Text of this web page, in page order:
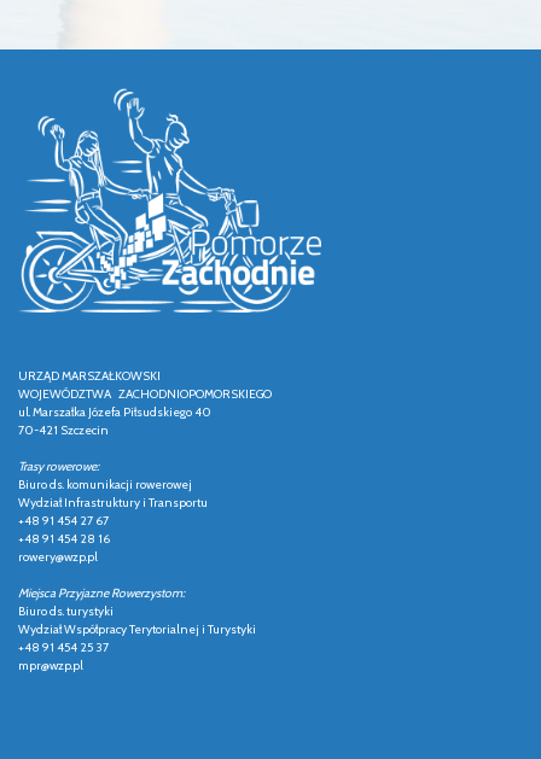
URZĄD MARSZAŁKOWSKI
WOJEWÓDZTWA ZACHODNIOPOMORSKIEGO
ul. Marszałka Józefa Piłsudskiego 40
70-421 Szczecin
Trasy rowerowe:
Biuro ds. komunikacji rowerowej
Wydział Infrastruktury i Transportu
+48 91 454 27 67
+48 91 454 28 16
rowery@wzp.pl
Miejsca Przyjazne Rowerzystom:
Biuro ds. turystyki
Wydział Współpracy Terytorialnej i Turystyki
+48 91 454 25 37
mpr@wzp.pl